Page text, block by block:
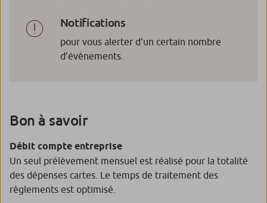
Notifications
pour vous alerter d’un certain nombre
d’évènements.
Bon à savoir
Débit compte entreprise
Un seul prélèvement mensuel est réalisé pour la totalité
des dépenses cartes. Le temps de traitement des
règlements est optimisé.